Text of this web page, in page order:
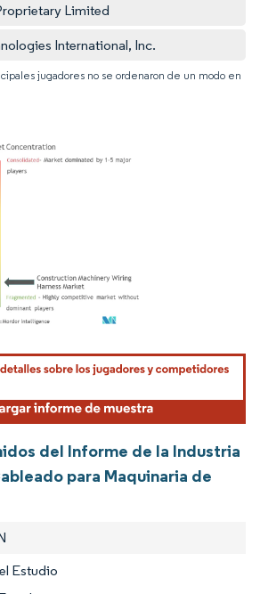
Limited
International, Inc.
jugadores no se ordenaron de un modo en
El uso requiere atribución según CC BY 4.0.
del Informe de la Industria
para Maquinaria de
Estudio